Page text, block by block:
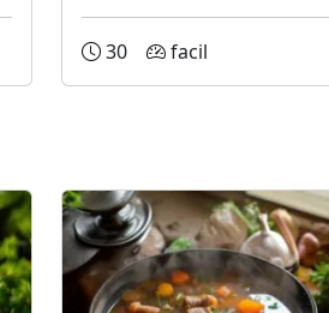
30 facil